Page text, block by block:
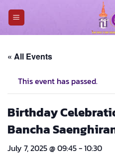
« All Events
This event has passed.
Birthday
Bancha
July 7, 2025 @ 09:45-10:30